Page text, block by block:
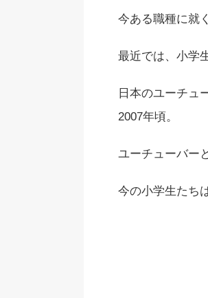
今ある職種に就
最近では、小学
日本のユーチュ
2007年頃。
ユーチューバー
今の小学生たち